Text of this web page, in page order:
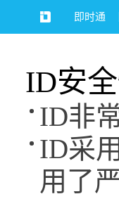
即时通
ID安
ID非
ID采
用了